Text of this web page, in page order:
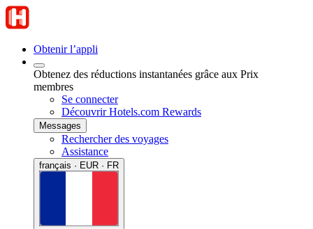
Obtenir l’appli
Obtenez des réductions instantanées grâce aux Prix
membres
Se connecter
Découvrir Hotels.com Rewards
Messages
Rechercher des voyages
Assistance
français · EUR · FR